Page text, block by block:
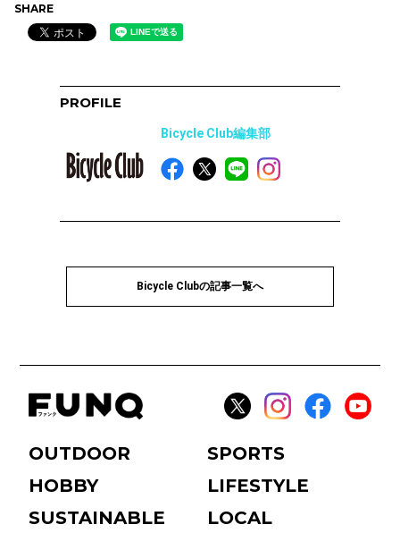
SHARE
PROFILE
Bicycle Club編集部
Bicycle Clubの記事一覧へ
OUTDOOR
SPORTS
HOBBY
LIFESTYLE
SUSTAINABLE
LOCAL